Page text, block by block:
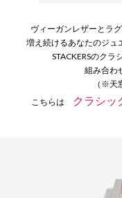
ヴィーガンレザーとラ
増え続けるあなたのジュ
STACKERSのク
組み合わ
（※天
こちらは
クラシッ